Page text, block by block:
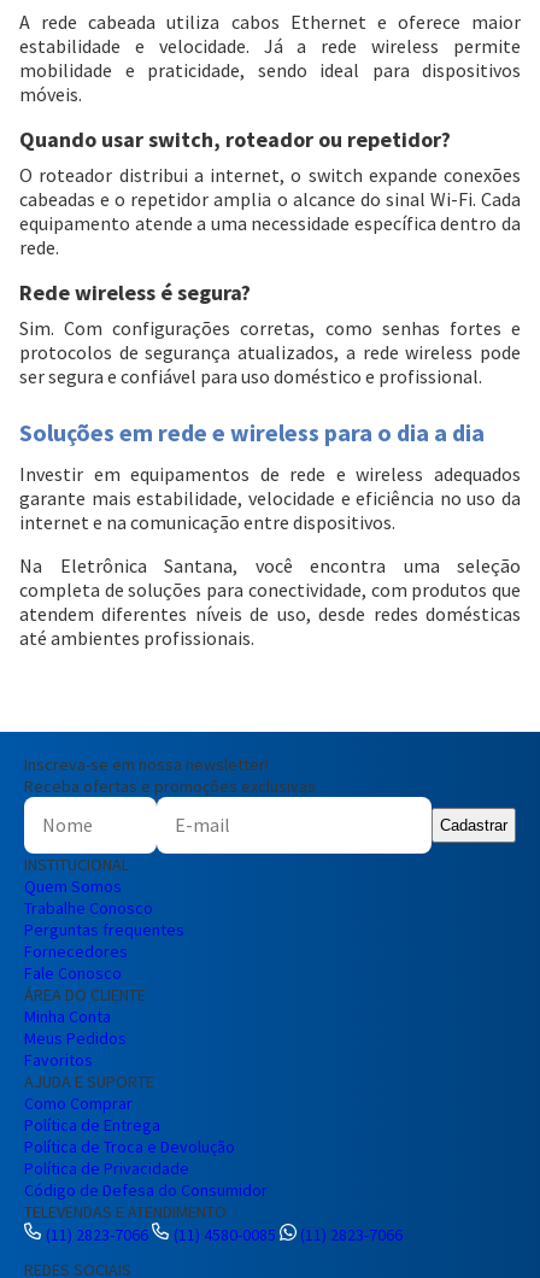
A rede cabeada utiliza cabos Ethernet e oferece maior
estabilidade e velocidade. Já a rede wireless permite
mobilidade e praticidade, sendo ideal para dispositivos
móveis.
Quando usar switch, roteador ou repetidor?
O roteador distribui a internet, o switch expande conexões
cabeadas e o repetidor amplia o alcance do sinal Wi-Fi. Cada
equipamento atende a uma necessidade específica dentro da
rede.
Rede wireless é segura?
Sim. Com configurações corretas, como senhas fortes e
protocolos de segurança atualizados, a rede wireless pode
ser segura e confiável para uso doméstico e profissional.
Soluções em rede e wireless para o dia a dia
Investir em equipamentos de rede e wireless adequados
garante mais estabilidade, velocidade e eficiência no uso da
internet e na comunicação entre dispositivos.
Na Eletrônica Santana, você encontra uma seleção
completa de soluções para conectividade, com produtos que
atendem diferentes níveis de uso, desde redes domésticas
até ambientes profissionais.
Inscreva-se em nossa newsletter!
Receba ofertas e promoções exclusivas
Cadastrar
INSTITUCIONAL
Quem Somos
Trabalhe Conosco
Perguntas frequentes
Fornecedores
Fale Conosco
ÁREA DO CLIENTE
Minha Conta
Meus Pedidos
Favoritos
AJUDA E SUPORTE
Como Comprar
Política de Entrega
Política de Troca e Devolução
Política de Privacidade
Código de Defesa do Consumidor
TELEVENDAS E ATENDIMENTO
(11) 2823-7066
(11) 4580-0085
(11) 2823-7066
REDES SOCIAIS